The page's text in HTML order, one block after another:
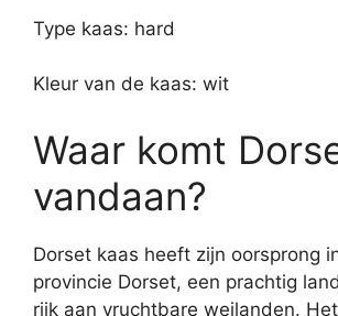
Type kaas: hard
Kleur van de kaas: wit
Waar komt
vandaan?
Dorset kaas heeft zijn oorsprong
provincie Dorset, een prachtig
rijk aan vruchtbare weilanden.